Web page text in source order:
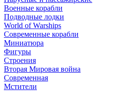
Военные корабли
Подводные лодки
World of Warships
Современные корабли
Миниатюра
Фигуры
Строения
Вторая Мировая война
Современная
Мстители